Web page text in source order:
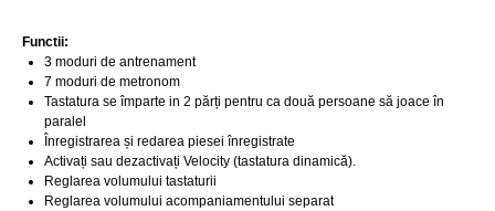
Functii:
3 moduri de antrenament
7 moduri de metronom
Tastatura se împarte in 2 părți pentru ca două persoane să joace în
paralel
Înregistrarea și redarea piesei înregistrate
Activați sau dezactivați Velocity (tastatura dinamică).
Reglarea volumului tastaturii
Reglarea volumului acompaniamentului separat